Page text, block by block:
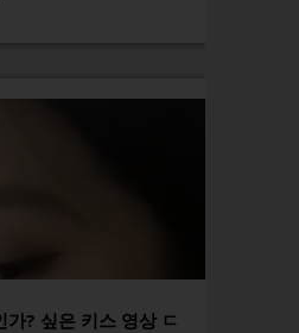
가? 싶은 키스 영상 ㄷ